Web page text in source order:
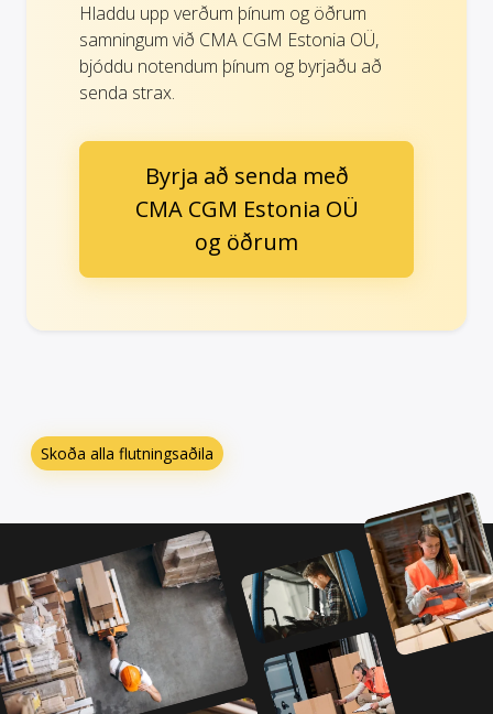
Hladdu upp verðum þínum og öðrum
samningum við CMA CGM Estonia OÜ,
bjóddu notendum þínum og byrjaðu að
senda strax.
Byrja að senda með
CMA CGM Estonia OÜ
og öðrum
Skoða alla flutningsaðila